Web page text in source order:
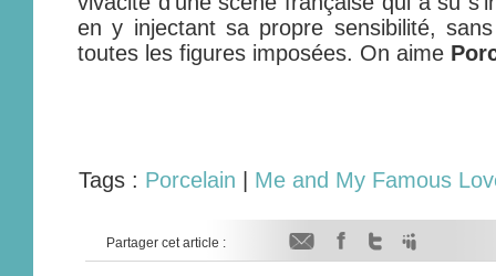
en y injectant sa propre sensibilité,
toutes les figures imposées. On aime
Tags : Porcelain Me and My Famous
Partager cet article :